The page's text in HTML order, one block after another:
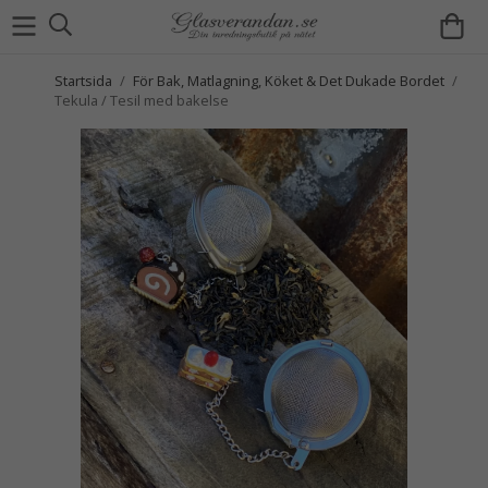
Startsida / För Bak, Matlagning, Köket & Det Dukade Bordet /
Tekula / Tesil med bakelse